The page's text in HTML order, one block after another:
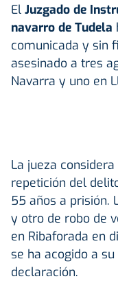
El Juzgado de
navarro de Tudela
comunicada y sin
asesinado a tres
Navarra y uno en
La jueza
repetición del
55 años a prisión.
y otro de robo de
en Ribaforada en
se ha acogido a
declaración.